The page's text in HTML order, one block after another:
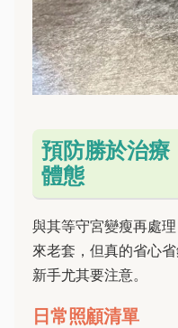
預防勝於治療
體態
與其等守宮變瘦再處
來老套，但真的省心
新手尤其要注意。
日常照顧清單